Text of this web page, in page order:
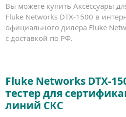
Вы можете купить Аксессуары
Fluke Networks DTX-1500 в
официального дилера Fluke
с доставкой по РФ.
Fluke Networks DTX-
тестер для
линий СКС